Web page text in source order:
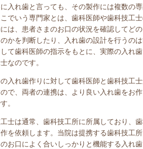
入れ歯と言っても、その製作には複数の
でいう専門家とは、歯科医師や歯科技工士
は、患者さまのお口の状況を確認してど
かを判断したり、入れ歯の設計を行うの
て歯科医師の指示をもとに、実際の入れ
なのです。
入れ歯作りに対して歯科医師と歯科技工
ので、両者の連携は、より良い入れ歯をお
。
士は通常、歯科技工所に所属しており、
を依頼します。当院は提携する歯科技工
お口によく合いしっかりと機能する入れ歯